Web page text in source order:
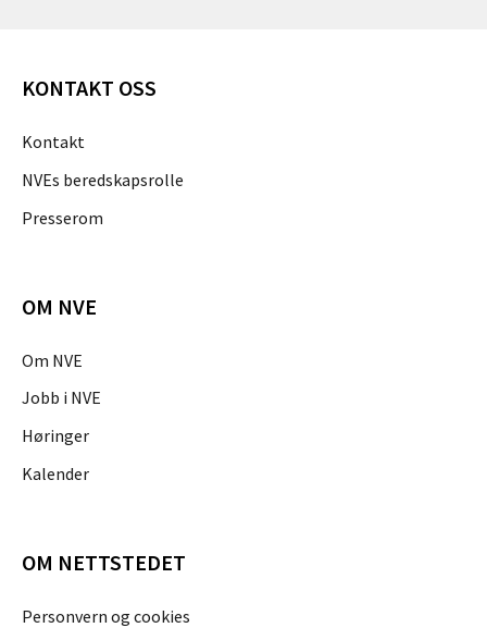
KONTAKT OSS
Kontakt
NVEs beredskapsrolle
Presserom
OM NVE
Om NVE
Jobb i NVE
Høringer
Kalender
OM NETTSTEDET
Personvern og cookies